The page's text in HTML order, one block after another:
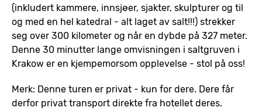
(inkludert kammere, innsjøer, sjakter, skulpturer og til
og med en hel katedral - alt laget av salt!!!) strekker
seg over 300 kilometer og når en dybde på 327 meter.
Denne 30 minutter lange omvisningen i saltgruven i
Krakow er en kjempemorsom opplevelse - stol på oss!
Merk: Denne turen er privat - kun for dere. Dere får
derfor privat transport direkte fra hotellet deres.